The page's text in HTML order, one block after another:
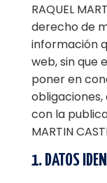
RAQUEL
derecho de
información
web, sin que
poner en
con la
MARTIN
1. DATOS